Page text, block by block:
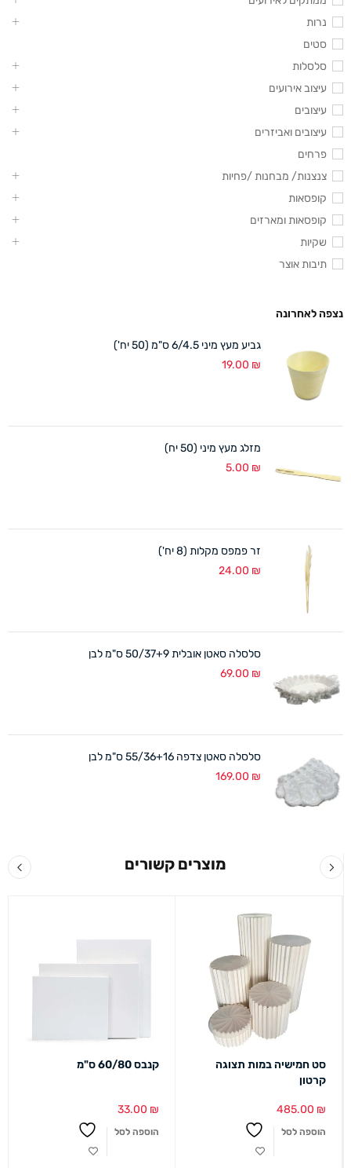
נרות
סטים
סלסלות
עיצוב אירועים
עיצובים
עיצובים ואביזרים
פרחים
צנצנות/ מבחנות /פחיות
קופסאות
קופסאות ומארזים
שקיות
תיבות אוצר
נצפה לאחרונה
גביע מעץ מיני 6/4.5 ס"מ (50 יח')
19.00 ₪
מזלג מעץ מיני (50 יח)
5.00 ₪
זר פמפס מקלות (8 יח')
24.00 ₪
סלסלה סאטן אובלית 50/37+9 ס"מ לבן
69.00 ₪
סלסלה סאטן צדפה 55/36+16 ס"מ לבן
169.00 ₪
מוצרים קשורים
סט חמישיה במות תצוגה
קרטון
485.00 ₪
הוספה לסל
קנבס 60/80 ס"מ
33.00 ₪
הוספה לסל